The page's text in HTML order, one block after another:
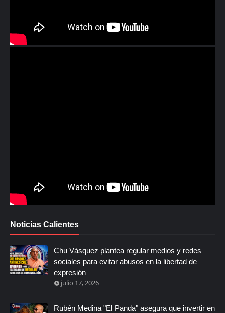
Noticias Calientes
Chu Vásquez plantea regular medios y redes
sociales para evitar abusos en la libertad de
expresión
julio 17, 2026
Rubén Medina "El Panda" asegura que invertir en